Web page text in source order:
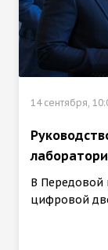
14 сентября,
В Передовой
цифровой